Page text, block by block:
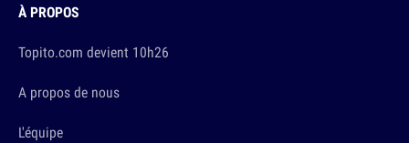
À PROPOS
Topito.com devient 10h26
A propos de nous
L'équipe